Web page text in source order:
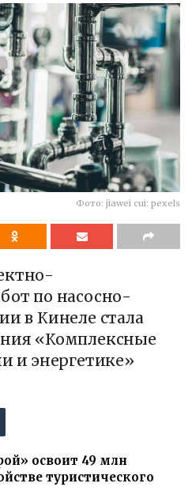
Фото: jiawei cui: pexels
по насосно-
в Кинеле стала
«Комплексные
и энергетике»
освоит 49 млн
туристического